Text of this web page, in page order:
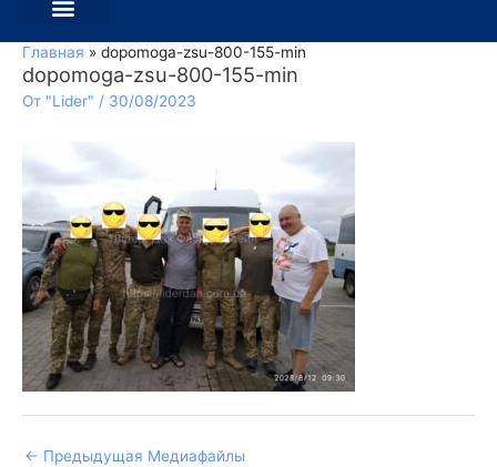
Главная dopomoga-zsu-800-155-min
dopomoga-zsu-800-155-min
От "Lider" / 30/08/2023
← Предыдущая Медиафайлы